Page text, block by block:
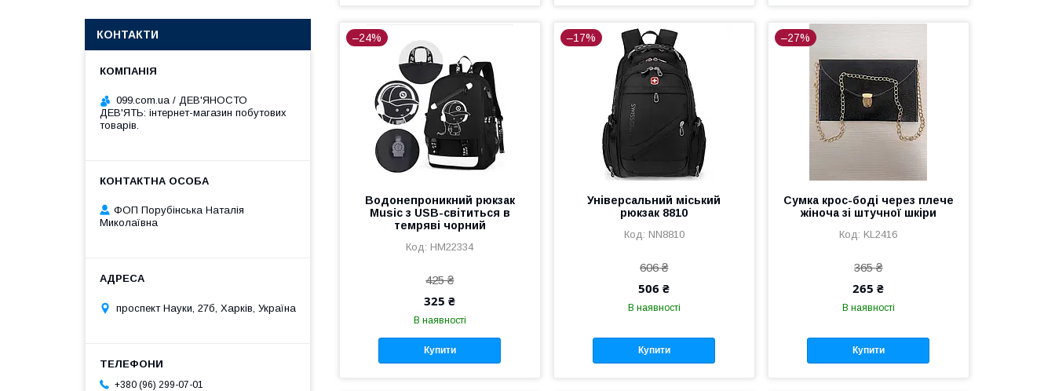
–24%
Водонепроникний рюкзак
Music з USB-світиться в
темряві чорний
HM22334
425 ₴
325 ₴
В наявності
Купити
–17%
Універсальний міський
рюкзак 8810
NN8810
606 ₴
506 ₴
В наявності
Купити
–27%
Сумка крос-боді через плече
жіноча зі штучної шкіри
KL2416
365 ₴
265 ₴
В наявності
Купити
КОНТАКТИ
099.com.ua / ДЕВ'ЯНОСТО
ДЕВ'ЯТЬ: інтернет-магазин побутових
товарів.
ФОП Порубінська Наталія
Миколаївна
проспект Науки, 27б, Харків, Україна
+380 (96) 299-07-01